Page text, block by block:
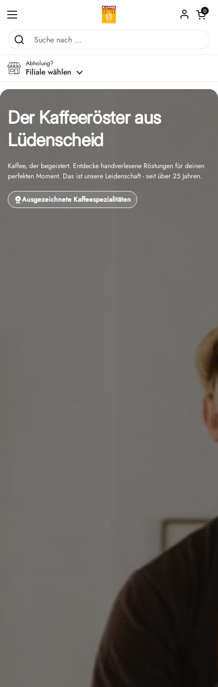
Menü öffnen
Warenkorb
0
Abholung?
Filiale wählen
Der Kaffeeröster aus
Lüdenscheid
Kaffee, der begeistert. Entdecke handverlesene Röstungen für deinen
perfekten Moment. Das ist unsere Leidenschaft - seit über 25 Jahren.
Ausgezeichnete Kaffeespezialitäten